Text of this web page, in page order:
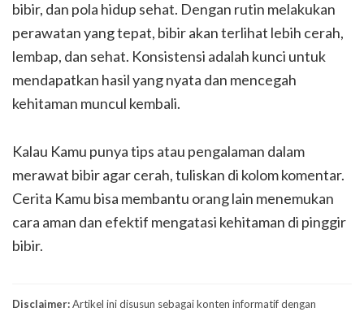
bibir, dan pola hidup sehat. Dengan rutin melakukan
perawatan yang tepat, bibir akan terlihat lebih cerah,
lembap, dan sehat. Konsistensi adalah kunci untuk
mendapatkan hasil yang nyata dan mencegah
kehitaman muncul kembali.
Kalau Kamu punya tips atau pengalaman dalam
merawat bibir agar cerah, tuliskan di kolom komentar.
Cerita Kamu bisa membantu orang lain menemukan
cara aman dan efektif mengatasi kehitaman di pinggir
bibir.
Disclaimer:Artikel ini disusun sebagai konten informatif dengan